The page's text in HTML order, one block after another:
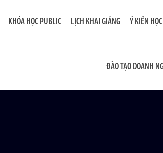
KHÓA HỌC PUBLIC LỊCH KHAI GIẢNG Ý KIẾN
ĐÀO TẠO DOANH